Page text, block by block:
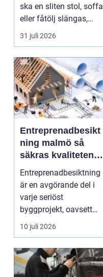
ska en sliten stol, soffa
eller fåtölj slängas,
säljas billi...
31 juli 2026
Entreprenadbesikt
ning malmö så
säkras kvaliteten i
byggprojekt
Entreprenadbesiktning
är en avgörande del i
varje seriöst
byggprojekt, oavsett
om det handlar om en
10 juli 2026